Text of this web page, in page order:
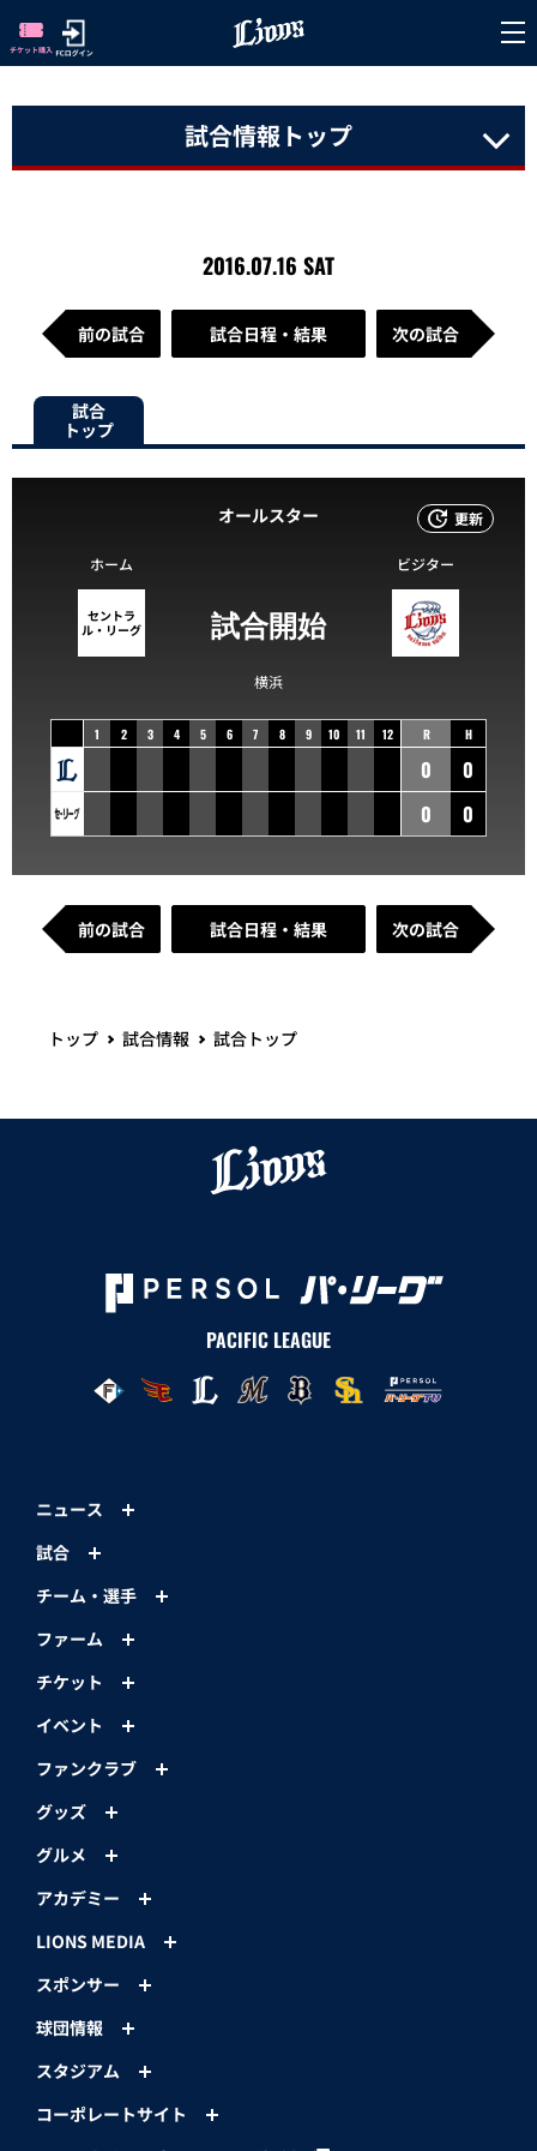
試合情報トップ
2016.07.16 SAT
前の試合 試合日程・結果 次の試合
試合
トップ
更新
オールスター
ホーム
セントラ
ル・リーグ
試合開始
ビジター
横浜
1 2 3 4 5 6 7 8 9 10 11 12 R H
0
0
0
0
前の試合 試合日程・結果 次の試合
トップ 試合情報 試合トップ
PACIFIC LEAGUE
ニュース
試合
チーム・選手
ファーム
チケット
イベント
ファンクラブ
グッズ
グルメ
アカデミー
LIONS MEDIA
スポンサー
球団情報
スタジアム
コーポレートサイト